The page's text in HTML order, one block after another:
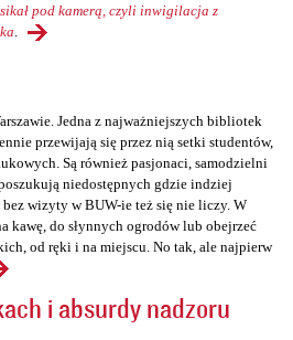
pod kamerą, czyli inwigilacja z
Jedna z najważniejszych bibliotek
przewijają się przez nią setki studentów,
Są również pasjonaci, samodzielni
niedostępnych gdzie indziej
wizyty w BUW-ie też się nie liczy. W
kawę, do słynnych ogrodów lub obejrzeć
od ręki i na miejscu. No tak, ale najpierw
i absurdy nadzoru